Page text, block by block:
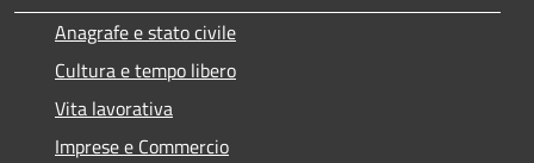
Anagrafe e stato civile
Cultura e tempo libero
Vita lavorativa
Imprese e Commercio